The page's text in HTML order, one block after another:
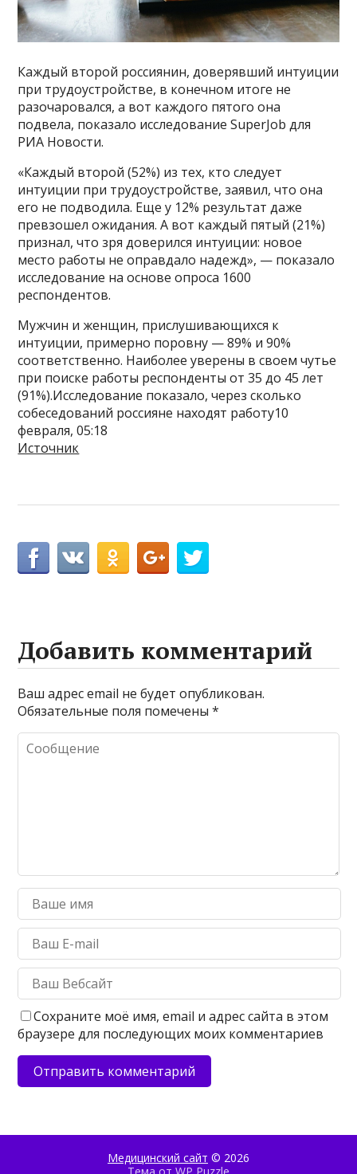
Каждый второй россиянин, доверявший интуиции
при трудоустройстве, в конечном итоге не
разочаровался, а вот каждого пятого она
подвела, показало исследование SuperJob для
РИА Новости.
«Каждый второй (52%) из тех, кто следует
интуиции при трудоустройстве, заявил, что она
его не подводила. Еще у 12% результат даже
превзошел ожидания. А вот каждый пятый (21%)
признал, что зря доверился интуиции: новое
место работы не оправдало надежд», — показало
исследование на основе опроса 1600
респондентов.
Мужчин и женщин, прислушивающихся к
интуиции, примерно поровну — 89% и 90%
соответственно. Наиболее уверены в своем чутье
при поиске работы респонденты от 35 до 45 лет
(91%).Исследование показало, через сколько
собеседований россияне находят работу10
февраля, 05:18
Источник
Добавить комментарий
Ваш адрес email не будет опубликован.
Обязательные поля помечены*
Сохраните моё имя, email и адрес сайта в этом
браузере для последующих моих комментариев
Медицинский сайт © 2026